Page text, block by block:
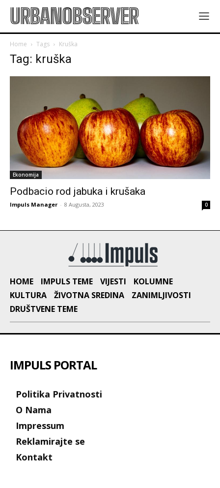
URBANOBSERVER
Home Tags Kruška
Tag: kruška
Ekonomija
Podbacio rod jabuka i krušaka
Impuls Manager - 8 Augusta, 2023 0
HOME IMPULS TEME VIJESTI
KOLUMNE
KULTURA
ŽIVOTNA SREDINA
ZANIMLJIVOSTI
DRUŠTVENE TEME
IMPULS PORTAL
Politika Privatnosti
O Nama
Impressum
Reklamirajte se
Kontakt